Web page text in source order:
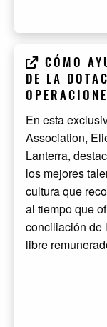
CÓMO
DE LA
En esta
Association,
Lanterra,
los mejores
cultura que
al tiempo que
conciliación de
libre